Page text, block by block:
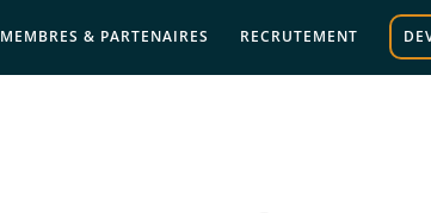
MEMBRES & PARTENAIRES RECRUTEMENT